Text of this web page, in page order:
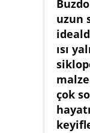
uzun
ısı
çok